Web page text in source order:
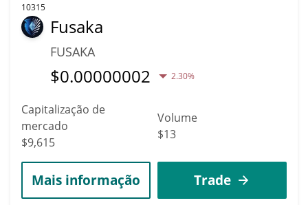
10315
Fusaka
FUSAKA
$0.00000002 2.30%
Capitalização de
mercado
$9,615
Volume
$13
Mais informação Trade